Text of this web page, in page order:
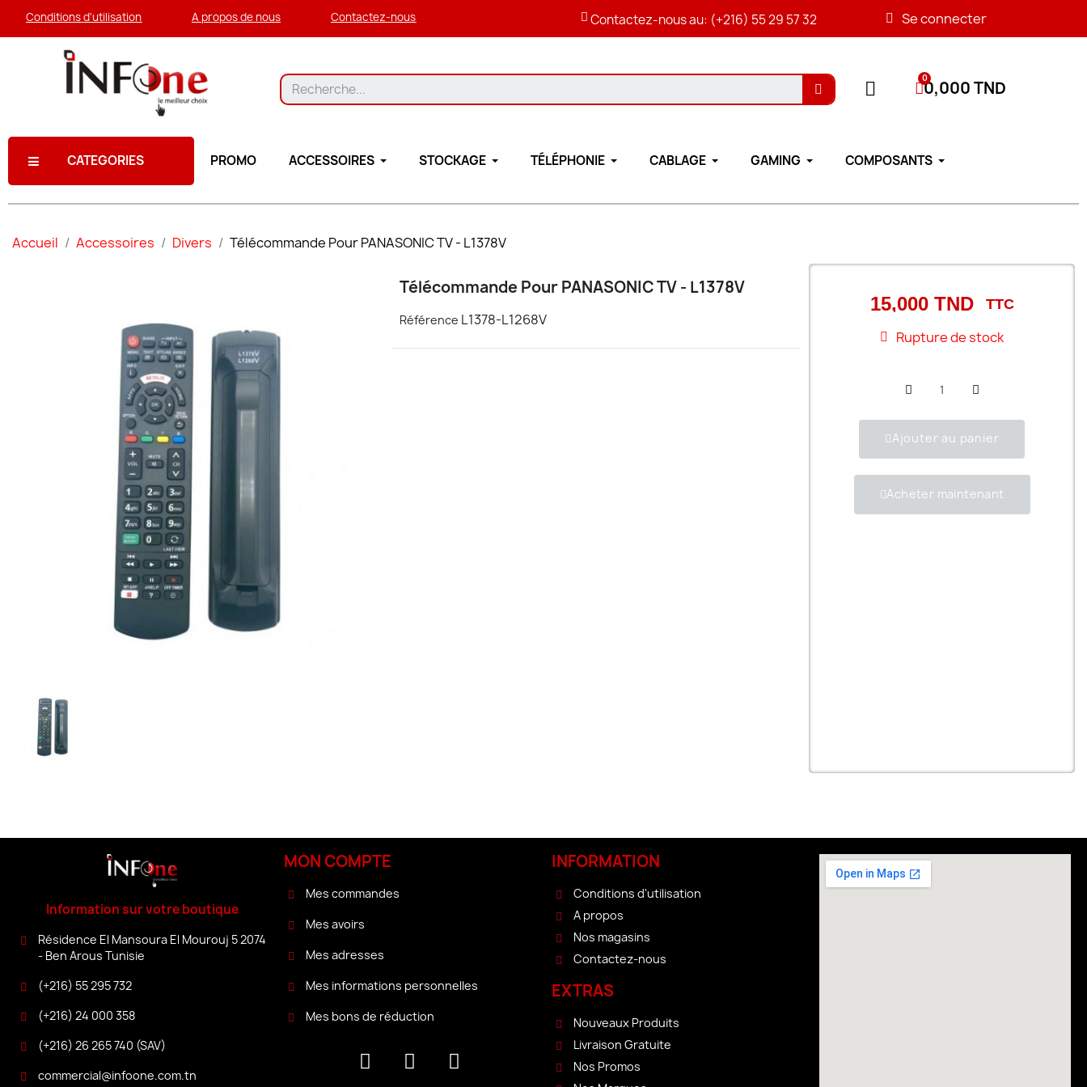
Conditions d'utilisation A propos de nous Contactez-nous Contactez-nous au: (+216) 55 29 57 32 Se connecter
0,000 TND
CATEGORIES PROMO ACCESSOIRES STOCKAGE TÉLÉPHONIE CABLAGE GAMING COMPOSANTS
Accueil Accessoires Divers Télécommande Pour PANASONIC TV - L1378V
Télécommande Pour PANASONIC TV - L1378V
Référence L1378-L1268V
15,000 TND TTC
Rupture de stock
Ajouter au panier
Acheter maintenant
Information sur votre boutique
Résidence El Mansoura El Mourouj 5 2074
- Ben Arous Tunisie
(+216) 55 295 732
(+216) 24 000 358
(+216) 26 265 740 (SAV)
commercial@infoone.com.tn
MON COMPTE
Mes commandes
Mes avoirs
Mes adresses
Mes informations personnelles
Mes bons de réduction
INFORMATION
Conditions d'utilisation
A propos
Nos magasins
Contactez-nous
EXTRAS
Nouveaux Produits
Livraison Gratuite
Nos Promos